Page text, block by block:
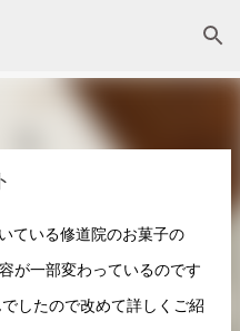
ンテンツに移動
ている修道院のお菓子の
が一部変わっているのです
したので改めて詳しくご紹